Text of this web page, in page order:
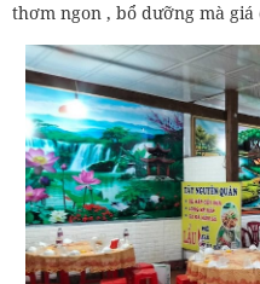
thơm ngon , bổ dưỡng mà